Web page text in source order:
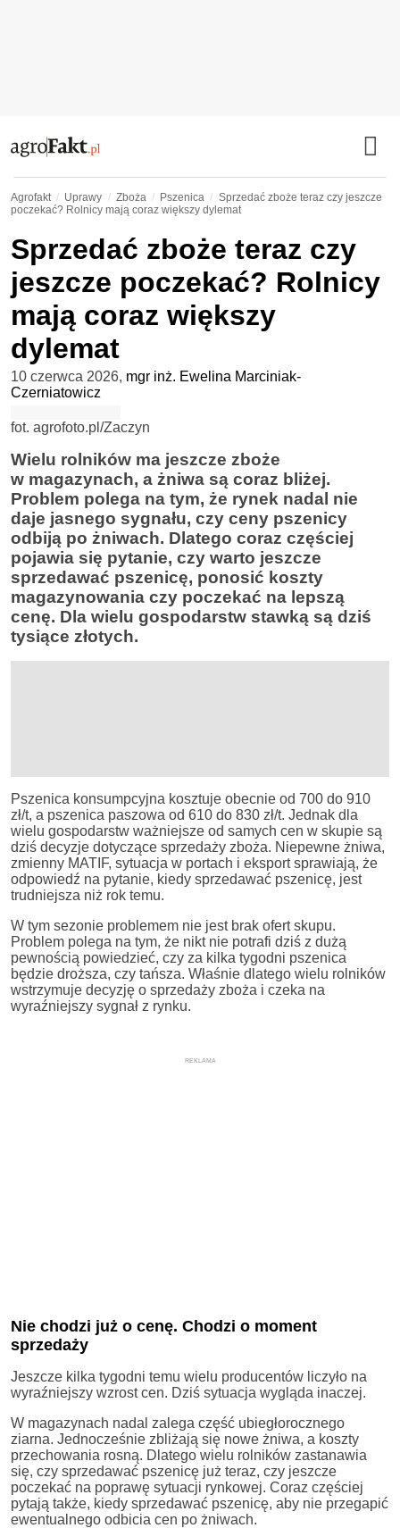
Agrofakt Uprawy Zboża Pszenica
Sprzedać zboże teraz czy jeszcze
poczekać? Rolnicy mają coraz większy dylemat
Sprzedać zboże teraz czy
jeszcze poczekać? Rolnicy
mają coraz większy
dylemat
10 czerwca 2026, mgr inż. Ewelina Marciniak-
Czerniatowicz
fot. agrofoto.pl/Zaczyn
Wielu rolników ma jeszcze zboże
w magazynach, a żniwa są coraz bliżej.
Problem polega na tym, że rynek nadal nie
daje jasnego sygnału, czy ceny pszenicy
odbiją po żniwach. Dlatego coraz częściej
pojawia się pytanie, czy warto jeszcze
sprzedawać pszenicę, ponosić koszty
magazynowania czy poczekać na lepszą
cenę. Dla wielu gospodarstw stawką są dziś
tysiące złotych.
Pszenica konsumpcyjna kosztuje obecnie od 700 do 910
zł/t, a pszenica paszowa od 610 do 830 zł/t. Jednak dla
wielu gospodarstw ważniejsze od samych cen w skupie są
dziś decyzje dotyczące sprzedaży zboża. Niepewne żniwa,
zmienny MATIF, sytuacja w portach i eksport sprawiają, że
odpowiedź na pytanie, kiedy sprzedawać pszenicę, jest
trudniejsza niż rok temu.
W tym sezonie problemem nie jest brak ofert skupu.
Problem polega na tym, że nikt nie potrafi dziś z dużą
pewnością powiedzieć, czy za kilka tygodni pszenica
będzie droższa, czy tańsza. Właśnie dlatego wielu rolników
wstrzymuje decyzję o sprzedaży zboża i czeka na
wyraźniejszy sygnał z rynku.
REKLAMA
Nie chodzi już o cenę. Chodzi o moment
sprzedaży
Jeszcze kilka tygodni temu wielu producentów liczyło na
wyraźniejszy wzrost cen. Dziś sytuacja wygląda inaczej.
W magazynach nadal zalega część ubiegłorocznego
ziarna. Jednocześnie zbliżają się nowe żniwa, a koszty
przechowania rosną. Dlatego wielu rolników zastanawia
się, czy sprzedawać pszenicę już teraz, czy jeszcze
poczekać na poprawę sytuacji rynkowej. Coraz częściej
pytają także, kiedy sprzedawać pszenicę, aby nie przegapić
ewentualnego odbicia cen po żniwach.